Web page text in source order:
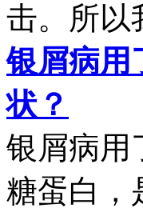
击。所以
银屑病用
状？
银屑病用
糖蛋白，